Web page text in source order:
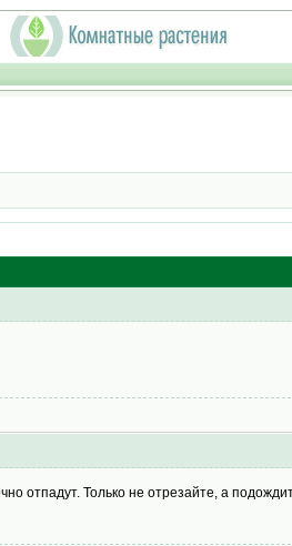
отпадут. Только не отрезайте, а